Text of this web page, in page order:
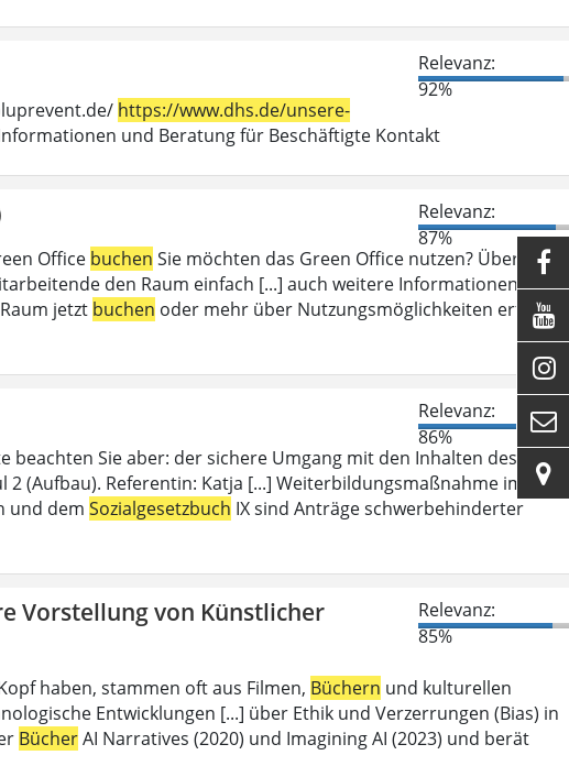
Relevanz:
92%
https://www.dhs.de/unsere-
Informationen und Beratung für Beschäftigte Kontakt
Relevanz:
87%
Office buchen Sie möchten das Green Office nutzen? Über das
den Raum einfach [...] auch weitere Informationen zum
jetzt buchen oder mehr über Nutzungsmöglichkeiten
Relevanz:
86%
beachten Sie aber: der sichere Umgang mit den Inhalten des
2 (Aufbau). Referentin: Katja [...] Weiterbildungsmaßnahme im
und dem Sozialgesetzbuch IX sind Anträge schwerbehinderter
Vorstellung von Künstlicher
Relevanz:
85%
haben, stammen oft aus Filmen, Büchern und kulturellen
Entwicklungen [...] über Ethik und Verzerrungen (Bias) in
BücherAI Narratives (2020) und Imagining AI (2023) und berät




